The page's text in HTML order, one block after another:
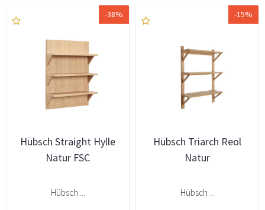
-38%
Hübsch Straight Hylle
Natur FSC
Hübsch ...
-15%
Hübsch Triarch Reol
Natur
Hübsch ...